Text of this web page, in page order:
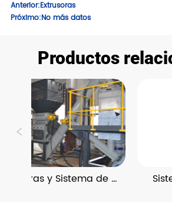
Anterior:Extrusoras
Próximo:No más datos
Productos
y Sistema de